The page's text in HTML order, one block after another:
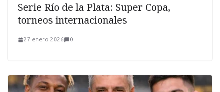
Serie Río de la Plata: Super Copa,
torneos internacionales
27 enero 2026 0